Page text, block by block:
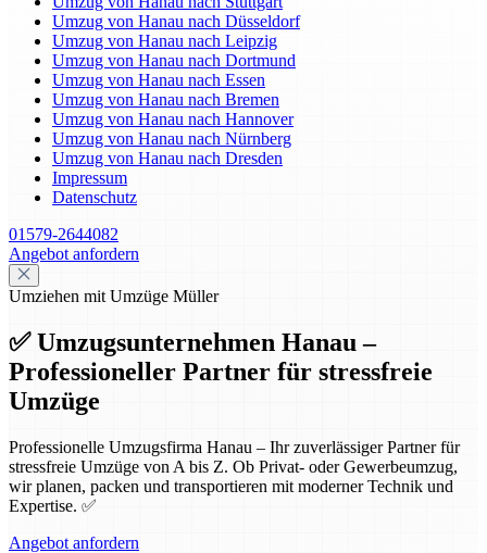
Umzug von Hanau nach Düsseldorf
Umzug von Hanau nach Leipzig
Umzug von Hanau nach Dortmund
Umzug von Hanau nach Essen
Umzug von Hanau nach Bremen
Umzug von Hanau nach Hannover
Umzug von Hanau nach Nürnberg
Umzug von Hanau nach Dresden
Impressum
Datenschutz
01579-2644082
Angebot anfordern
Umziehen mit Umzüge Müller
✅ Umzugsunternehmen Hanau –
Professioneller Partner für stressfreie
Umzüge
Professionelle Umzugsfirma Hanau – Ihr zuverlässiger Partner für
stressfreie Umzüge von A bis Z. Ob Privat- oder Gewerbeumzug,
wir planen, packen und transportieren mit moderner Technik und
Expertise. ✅
Angebot anfordern